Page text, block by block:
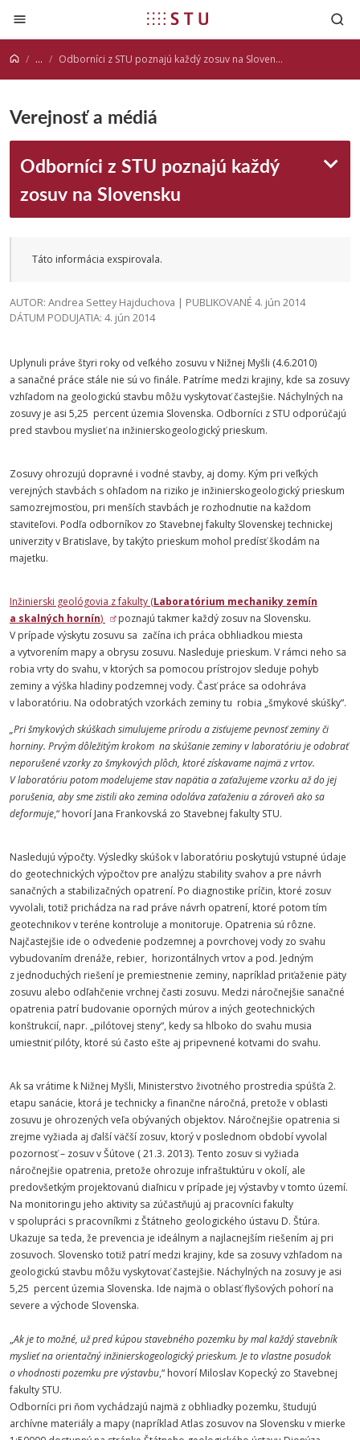
Prejsť na obsah
... Odborníci z STU poznajú každý zosuv na Slovensku
Verejnosť a médiá
Odborníci z STU poznajú každý
zosuv na Slovensku
Táto informácia exspirovala.
AUTOR: Andrea Settey Hajduchova | PUBLIKOVANÉ 4. jún 2014
DÁTUM PODUJATIA: 4. jún 2014
Uplynuli práve štyri roky od veľkého zosuvu v Nižnej Myšli (4.6.2010)
a sanačné práce stále nie sú vo finále. Patríme medzi krajiny, kde sa zosuvy
vzhľadom na geologickú stavbu môžu vyskytovať častejšie. Náchylných na
zosuvy je asi 5,25 percent územia Slovenska. Odborníci z STU odporúčajú
pred stavbou myslieť na inžinierskogeologický prieskum.
Zosuvy ohrozujú dopravné i vodné stavby, aj domy. Kým pri veľkých
verejných stavbách s ohľadom na riziko je inžinierskogeologický prieskum
samozrejmosťou, pri menších stavbách je rozhodnutie na každom
staviteľovi. Podľa odborníkov zo Stavebnej fakulty Slovenskej technickej
univerzity v Bratislave, by takýto prieskum mohol predísť škodám na
majetku.
Inžinierski geológovia z fakulty (Laboratórium mechaniky zemín
a skalných hornín)
poznajú takmer každý zosuv na Slovensku.
V prípade výskytu zosuvu sa začína ich práca obhliadkou miesta
a vytvorením mapy a obrysu zosuvu. Nasleduje prieskum. V rámci neho sa
robia vrty do svahu, v ktorých sa pomocou prístrojov sleduje pohyb
zeminy a výška hladiny podzemnej vody. Časť práce sa odohráva
v laboratóriu. Na odobratých vzorkách zeminy tu robia „šmykové skúšky“.
„Pri šmykových skúškach simulujeme prírodu a zisťujeme pevnosť zeminy či
horniny. Prvým dôležitým krokom na skúšanie zeminy v laboratóriu je odobrať
neporušené vzorky zo šmykových plôch, ktoré získavame najmä z vrtov.
V laboratóriu potom modelujeme stav napätia a zaťažujeme vzorku až do jej
porušenia, aby sme zistili ako zemina odoláva zaťaženiu a zároveň ako sa
deformuje,“ hovorí Jana Frankovská zo Stavebnej fakulty STU.
Nasledujú výpočty. Výsledky skúšok v laboratóriu poskytujú vstupné údaje
do geotechnických výpočtov pre analýzu stability svahov a pre návrh
sanačných a stabilizačných opatrení. Po diagnostike príčin, ktoré zosuv
vyvolali, totiž prichádza na rad práve návrh opatrení, ktoré potom tím
geotechnikov v teréne kontroluje a monitoruje. Opatrenia sú rôzne.
Najčastejšie ide o odvedenie podzemnej a povrchovej vody zo svahu
vybudovaním drenáže, rebier, horizontálnych vrtov a pod. Jedným
z jednoduchých riešení je premiestnenie zeminy, napríklad priťaženie päty
zosuvu alebo odľahčenie vrchnej časti zosuvu. Medzi náročnejšie sanačné
opatrenia patrí budovanie oporných múrov a iných geotechnických
konštrukcií, napr. „pilótovej steny“, kedy sa hlboko do svahu musia
umiestniť pilóty, ktoré sú často ešte aj pripevnené kotvami do svahu.
Ak sa vrátime k Nižnej Myšli, Ministerstvo životného prostredia spúšťa 2.
etapu sanácie, ktorá je technicky a finančne náročná, pretože v oblasti
zosuvu je ohrozených veľa obývaných objektov. Náročnejšie opatrenia si
zrejme vyžiada aj ďalší väčší zosuv, ktorý v poslednom období vyvolal
pozornosť – zosuv v Šútove ( 21.3. 2013). Tento zosuv si vyžiada
náročnejšie opatrenia, pretože ohrozuje infraštuktúru v okolí, ale
predovšetkým projektovanú diaľnicu v prípade jej výstavby v tomto území.
Na monitoringu jeho aktivity sa zúčastňujú aj pracovníci fakulty
v spolupráci s pracovníkmi z Štátneho geologického ústavu D. Štúra.
Ukazuje sa teda, že prevencia je ideálnym a najlacnejším riešením aj pri
zosuvoch. Slovensko totiž patrí medzi krajiny, kde sa zosuvy vzhľadom na
geologickú stavbu môžu vyskytovať častejšie. Náchylných na zosuvy je asi
5,25 percent územia Slovenska. Ide najmä o oblasť flyšových pohorí na
severe a východe Slovenska.
„Ak je to možné, už pred kúpou stavebného pozemku by mal každý stavebník
myslieť na orientačný inžinierskogeologický prieskum. Je to vlastne posudok
o vhodnosti pozemku pre výstavbu,“ hovorí Miloslav Kopecký zo Stavebnej
fakulty STU.
Odborníci pri ňom vychádzajú najmä z obhliadky pozemku, študujú
archívne materiály a mapy (napríklad Atlas zosuvov na Slovensku v mierke